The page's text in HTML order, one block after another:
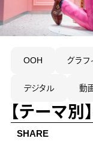
OOH グラフ
デジタル 動
【テーマ別
SHARE